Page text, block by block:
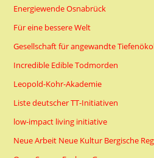
Energiewende Osnabrück
Für eine bessere Welt
Gesellschaft für angewandte
Incredible Edible Todmorden
Leopold-Kohr-Akademie
Liste deutscher TT-Initiativen
low-impact living initiative
Neue Arbeit Neue Kultur Bergische